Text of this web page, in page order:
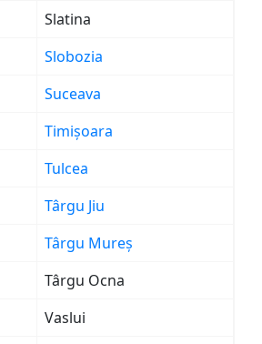
Slatina
Slobozia
Suceava
Timișoara
Tulcea
Târgu Jiu
Târgu Mureș
Târgu Ocna
Vaslui